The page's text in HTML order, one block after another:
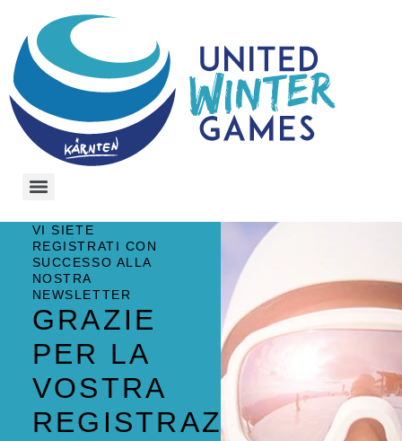
VI SIETE
REGISTRATI CON
SUCCESSO ALLA
NOSTRA
NEWSLETTER
GRAZIE
PER LA
VOSTRA
REGISTRAZIONE